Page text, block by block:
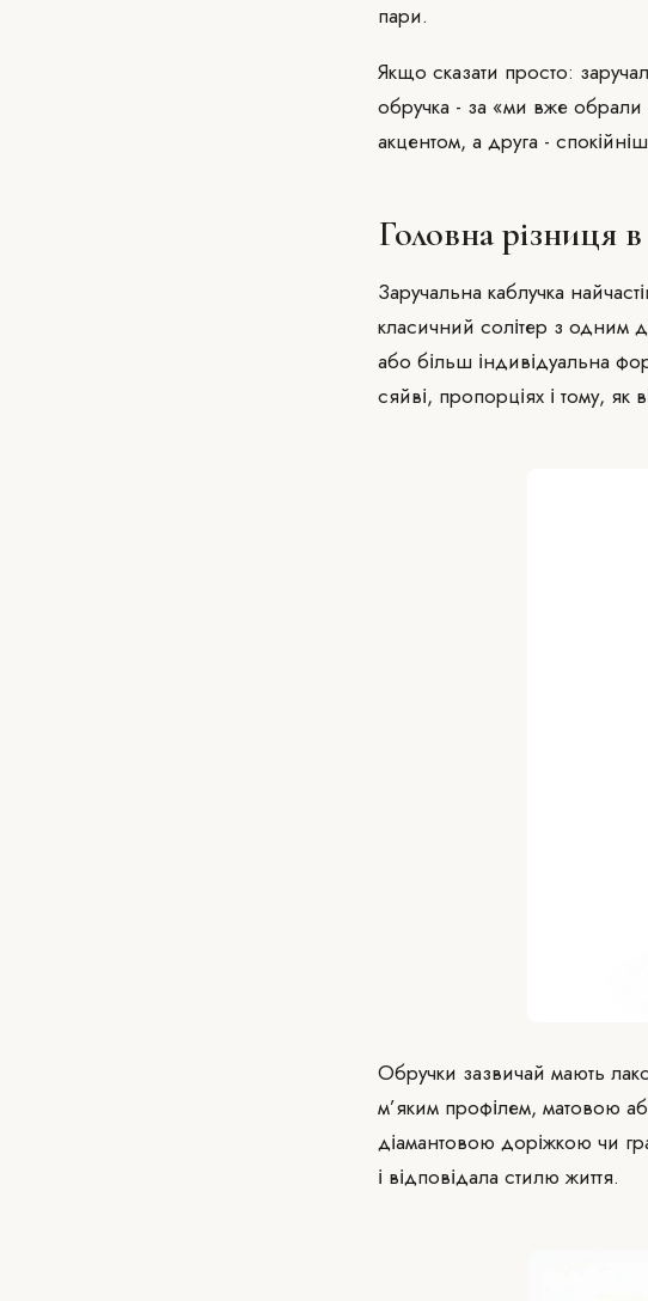
пари.
Якщо сказати просто:
обручка - за «ми вже
акцентом, а друга -
Головна різниця
Заручальна каблучка
класичний солітер з одним
або більш індивідуальна
сяйві, пропорціях і тому, як
Обручки зазвичай мають
м’яким профілем, матовою
діамантовою доріжкою чи
і відповідала стилю життя.